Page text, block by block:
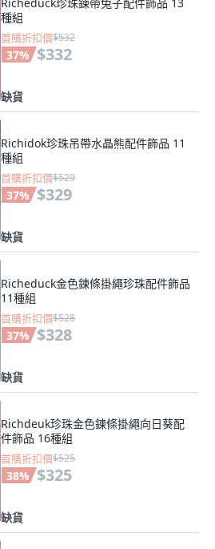
種組
首購折扣價$532
37% $332
缺貨
Richidok珍珠吊帶水晶熊配件飾品 11
種組
首購折扣價$529
37% $329
缺貨
Richeduck金色鍊條掛繩珍珠配件飾品
11種組
首購折扣價$528
37% $328
缺貨
Richdeuk珍珠金色鍊條掛繩向日葵配
件飾品 16種組
首購折扣價$525
38% $325
缺貨